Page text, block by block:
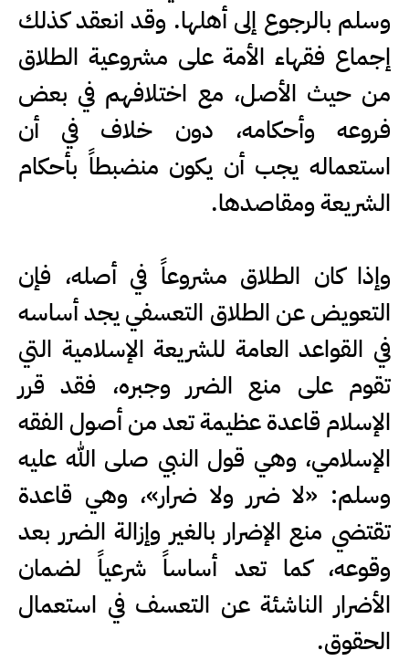
وسلم بالرجوع إلى أهلها. وقد انعقد كذلك
إجماع فقهاء الأمة على مشروعية الطلاق
من حيث الأصل، مع اختلافهم في بعض
فروعه وأحكامه، دون خلاف في أن
استعماله يجب أن يكون منضبطاً بأحكام
الشريعة ومقاصدها.
وإذا كان الطلاق مشروعاً في أصله، فإن
التعويض عن الطلاق التعسفي يجد أساسه
في القواعد العامة للشريعة الإسلامية التي
تقوم على منع الضرر وجبره، فقد قرر
الإسلام قاعدة عظيمة تعد من أصول الفقه
الإسلامي، وهي قول النبي صلى الله عليه
وسلم: «لا ضرر ولا ضرار»، وهي قاعدة
تقتضي منع الإضرار بالغير وإزالة الضرر بعد
وقوعه، كما تعد أساساً شرعياً لضمان
الأضرار الناشئة عن التعسف في استعمال
الحقوق.